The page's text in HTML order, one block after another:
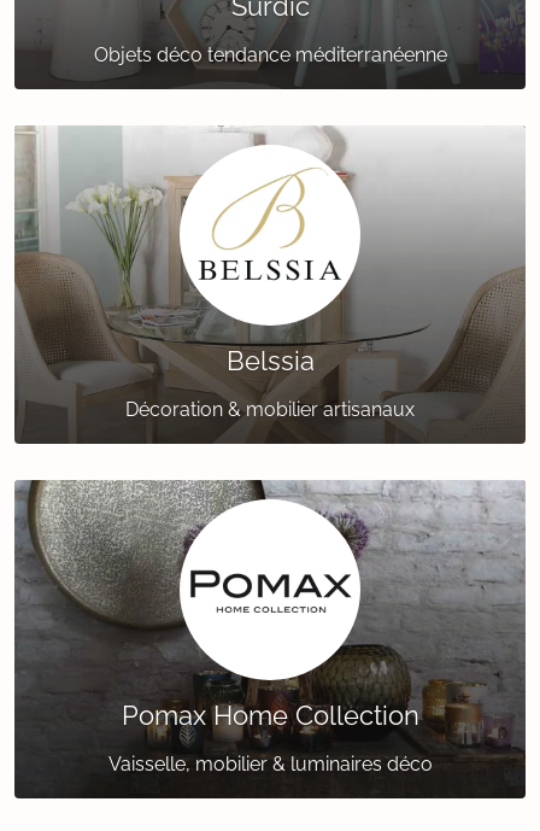
Objets déco tendance méditerranéenne
Belssia
Décoration & mobilier artisanaux
Pomax Home Collection
Vaisselle, mobilier & luminaires déco